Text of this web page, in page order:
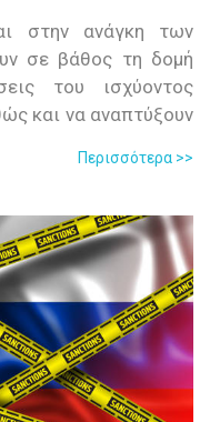
στην ανάγκη των
σε βάθος τη δομή
του ισχύοντος
και να αναπτύξουν
Περισσότερα >>